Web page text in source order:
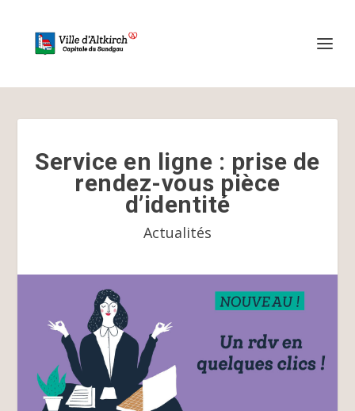
Service en ligne : prise de
rendez-vous pièce
d’identité
Actualités